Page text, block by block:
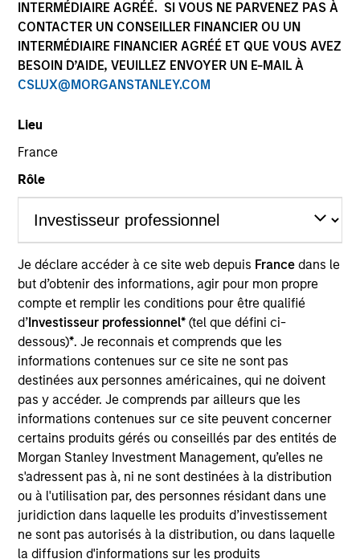
INTERMÉDIAIRE AGRÉÉ. SI VOUS NE PARVENEZ PAS À
CONTACTER UN CONSEILLER FINANCIER OU UN
INTERMÉDIAIRE FINANCIER AGRÉÉ ET QUE VOUS AVEZ
BESOIN D’AIDE, VEUILLEZ ENVOYER UN E-MAIL À
CSLUX@MORGANSTANLEY.COM
Lieu
France
Rôle
Je déclare accéder à ce site web depuis France dans le
but d’obtenir des informations, agir pour mon propre
compte et remplir les conditions pour être qualifié
d’Investisseur professionnel*(tel que défini ci-
dessous)*. Je reconnais et comprends que les
informations contenues sur ce site ne sont pas
destinées aux personnes américaines, qui ne doivent
pas y accéder. Je comprends par ailleurs que les
informations contenues sur ce site peuvent concerner
certains produits gérés ou conseillés par des entités de
Morgan Stanley Investment Management, qu’elles ne
s'adressent pas à, ni ne sont destinées à la distribution
ou à l'utilisation par, des personnes résidant dans une
juridiction dans laquelle les produits d’investissement
ne sont pas autorisés à la distribution, ou dans laquelle
la diffusion d'informations sur les produits
China
Oct 2018
Transaction Type
Control
(“Golden Cloud Technology”) is a leading Internet
IDC centers in premium locations across China, such
as Beijing and Shenzhen, providing colocation and
value added services, with a focus on financial
services sector
Investment Team
Morgan Stanley Private Equity Asia
As of July 25, 2025. The above is provided for informational
and educational purposes only. There is no guarantee that
the investment mentioned resulted in positive performance
(for realized holdings), or will perform well in the future (for
current holdings). The trademarks and service marks above